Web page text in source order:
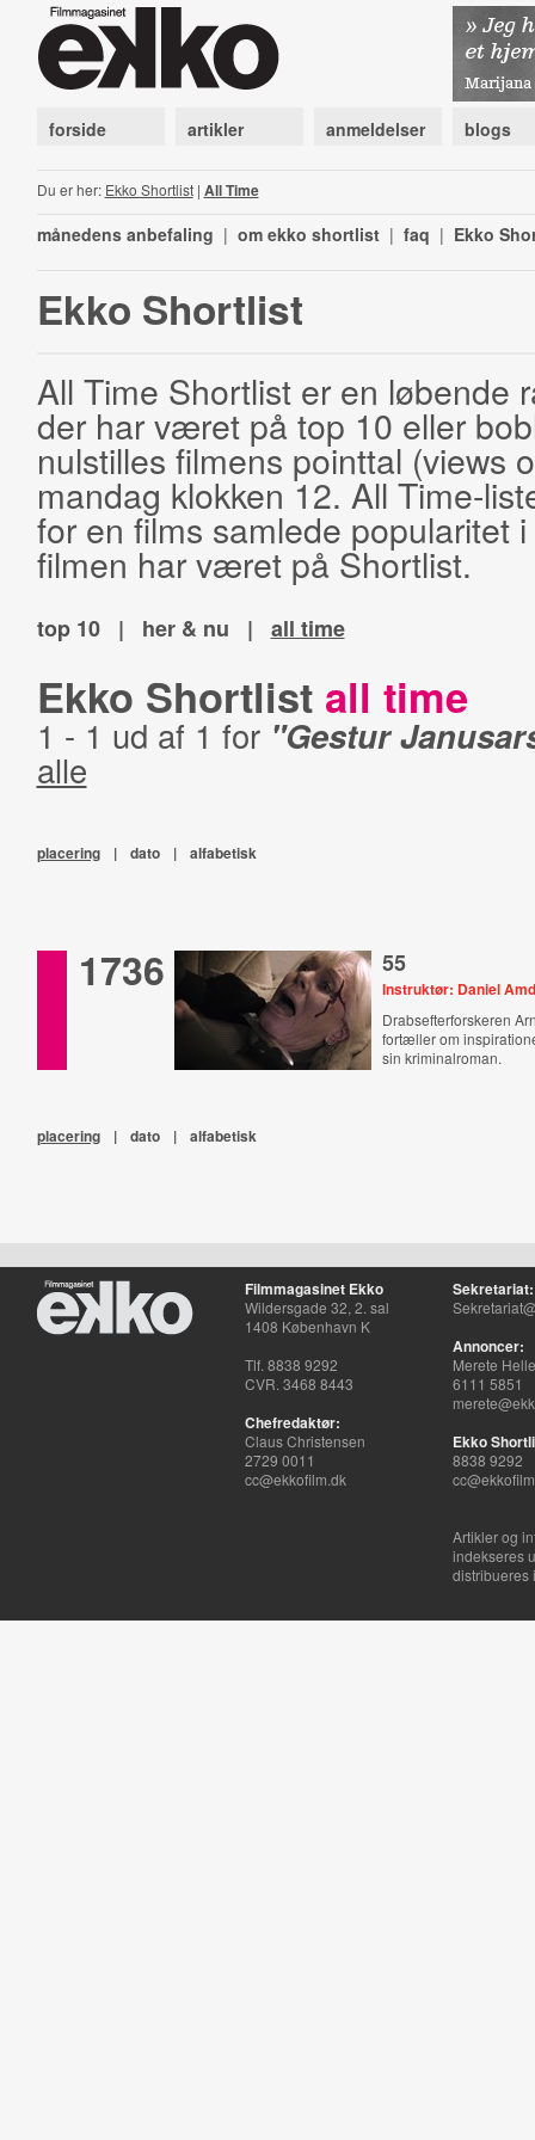
forside artikler anmeldelser blogs
Du er her: Ekko Shortlist| All Time
månedens anbefaling | om ekko shortlist | faq | Ekko
Ekko Shortlist
All Time Shortlist er en løbende
der har været på top 10 eller
nulstilles filmens pointtal (views
mandag klokken 12. All Time-
for en films samlede popularitet
filmen har været på Shortlist.
top 10 | her & nu | all time
Ekko Shortlist all time
1 - 1 ud af 1 for "Gestur
alle
placering | dato | alfabetisk
1736 55
Instruktør: Daniel
Drabsefterforskeren
fortæller om
sin kriminalroman.
placering | dato | alfabetisk
Filmmagasinet Ekko
Wildersgade 32, 2. sal
1408 København K
Tlf. 8838 9292
CVR. 3468 8443
Chefredaktør:
Claus Christensen
2729 0011
cc@ekkofilm.dk
Sekretariat:
Annoncer:
Merete
6111 5851
Ekko
8838 9292
Artikler og
indekseres
distribueres